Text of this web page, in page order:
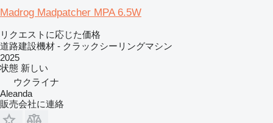
Madrog Madpatcher MPA 6.5W
リクエストに応じた価格
道路建設機材 - クラックシーリングマシン
2025
状態 新しい
ウクライナ
Aleanda
販売会社に連絡